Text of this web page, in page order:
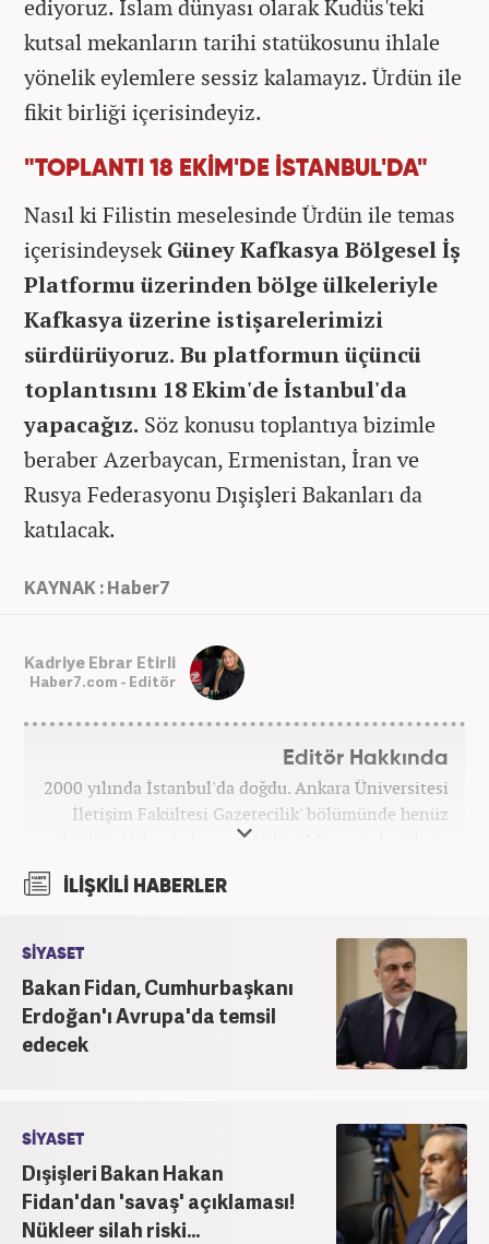
ediyoruz. İslam dünyası olarak Kudüs'teki
kutsal mekanların tarihi statükosunu ihlale
yönelik eylemlere sessiz kalamayız. Ürdün ile
fikit birliği içerisindeyiz.
"TOPLANTI 18 EKİM'DE İSTANBUL'DA"
Nasıl ki Filistin meselesinde Ürdün ile temas
içerisindeysekGüney Kafkasya Bölgesel İş
Platformu üzerinden bölge ülkeleriyle
Kafkasya üzerine istişarelerimizi
sürdürüyoruz. Bu platformun üçüncü
toplantısını 18 Ekim'de İstanbul'da
yapacağız. Söz konusu toplantıya bizimle
beraber Azerbaycan, Ermenistan, İran ve
Rusya Federasyonu Dışişleri Bakanları da
katılacak.
KAYNAK : Haber7
Kadriye Ebrar Etirli
Haber7.com - Editör
Editör Hakkında
2000 yılında İstanbul'da doğdu. Ankara Üniversitesi
İletişim Fakültesi Gazetecilik' bölümünde henüz
okurken HaberAnkara ve AnkaraMasası'nda çalıştı.
2022 yılındaki mezuniyetinin ardından Beyaz TV'de
'Haber Editörü' pozisyonunda görev aldı. 2024
Editörü kariyerine devam etmektedir.
İLİŞKİLİ HABERLER
SİYASET
Bakan Fidan, Cumhurbaşkanı
Erdoğan'ı Avrupa'da temsil
edecek
SİYASET
Dışişleri Bakan Hakan
Fidan'dan 'savaş' açıklaması!
Nükleer silah riski...